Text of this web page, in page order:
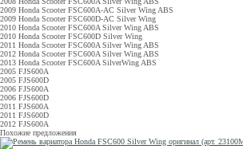
2009 Honda Scooter FSC600A-AC Silver Wing ABS
2009 Honda Scooter FSC600D-AC Silver Wing
2010 Honda Scooter FSC600A Silver Wing ABS
2010 Honda Scooter FSC600D Silver Wing
2011 Honda Scooter FSC600A Silver Wing ABS
2012 Honda Scooter FSC600A Silver Wing ABS
2013 Honda Scooter FSC600A SilverWing ABS
2005 FJS600A
2005 FJS600D
2006 FJS600A
2006 FJS600D
2011 FJS600A
2011 FJS600D
2012 FJS600A
Похожие предложения